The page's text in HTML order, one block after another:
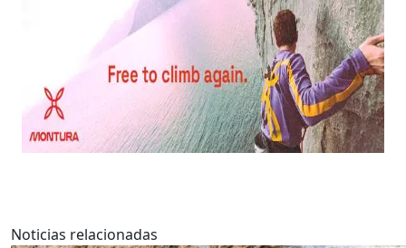
Noticias relacionadas